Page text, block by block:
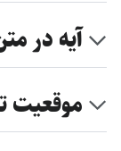
آیه در
موقعیت